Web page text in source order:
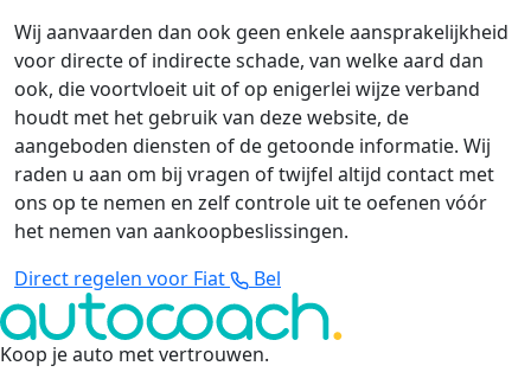
Wij aanvaarden dan ook geen enkele aansprakelijkheid
voor directe of indirecte schade, van welke aard dan
ook, die voortvloeit uit of op enigerlei wijze verband
houdt met het gebruik van deze website, de
aangeboden diensten of de getoonde informatie. Wij
raden u aan om bij vragen of twijfel altijd contact met
ons op te nemen en zelf controle uit te oefenen vóór
het nemen van aankoopbeslissingen.
Direct regelen voor Fiat
Bel
Koop je auto met vertrouwen.